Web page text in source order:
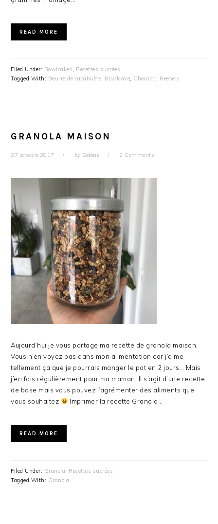
READ MORE
Filed Under: Bowlcakes, Recettes sucrées
Tagged With: Beurre de cacahuète, Bowlcake, Chocolat, Reese's
GRANOLA MAISON
27 octobre 2017 by Solène 2 Comments
Aujourd’hui je vous partage ma recette de granola maison.
Vous n’en voyez pas dans mon alimentation car j’aime
tellement ça que je pourrais manger le pot en 2 jours… Mais
j’en fais régulièrement pour ma maman. Il s’agit d’une recette
de base mais vous pouvez l’agrémenter des aliments que
vous souhaitez
Imprimer la recette Granola…
READ MORE
Filed Under: Granola, Recettes sucrées
Tagged With: Granola